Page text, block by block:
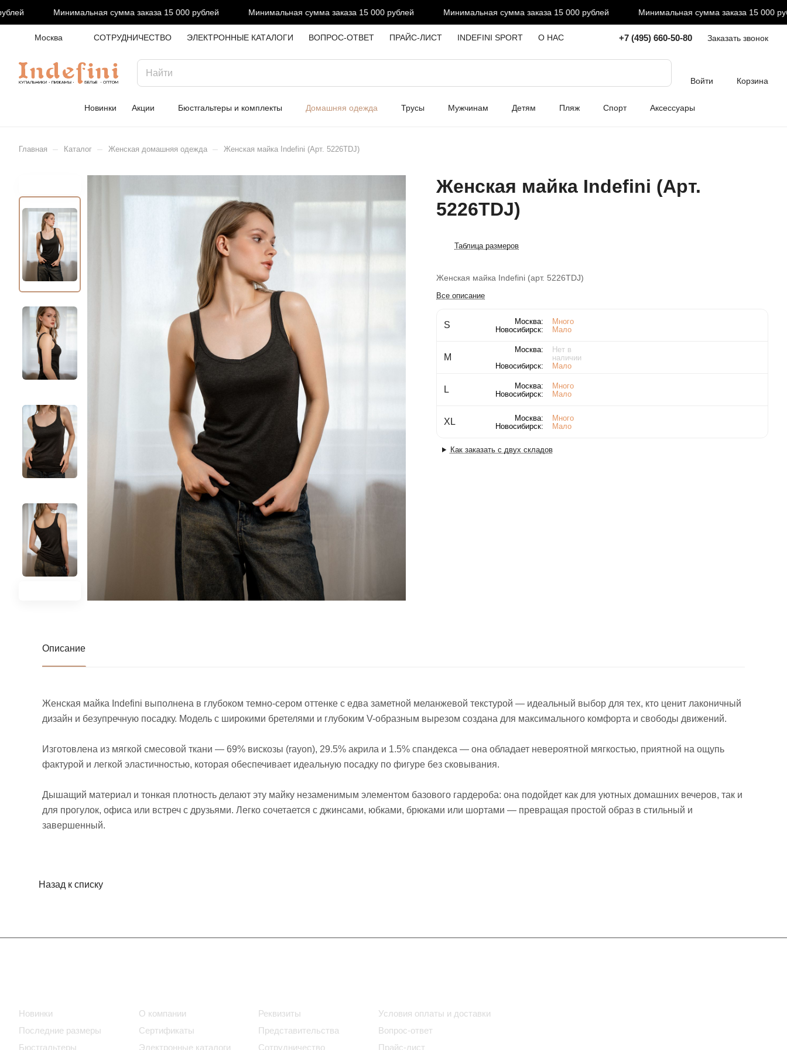
Минимальная сумма заказа 15 000 рублей Минимальная сумма заказа 15 000 рублей Минимальная сумма заказа 15 000 рублей Минимальная сумма заказа 15 000
Москва СОТРУДНИЧЕСТВО ЭЛЕКТРОННЫЕ КАТАЛОГИ ВОПРОС-ОТВЕТ ПРАЙС-ЛИСТ INDEFINI SPORT О НАС +7 (495) 660-50-80 Заказать звонок
Войти Корзина
Новинки Акции Бюстгальтеры и комплекты Домашняя одежда Трусы Мужчинам Детям Пляж Спорт Аксессуары
Главная – Каталог – Женская домашняя одежда – Женская майка Indefini (Арт. 5226TDJ)
Женская майка Indefini (Арт.
5226TDJ)
Таблица размеров
Женская майка Indefini (арт. 5226TDJ)
Все описание
S Москва:
Много
Новосибирск:
Мало
M
Москва:
Нет в
наличии
Новосибирск:
Мало
L Москва:
Много
Новосибирск:
Мало
XL Москва:
Много
Новосибирск:
Мало
Как заказать с двух складов
Описание
Женская майка Indefini выполнена в глубоком темно-сером оттенке с едва заметной меланжевой текстурой — идеальный выбор для тех, кто ценит лаконичный
дизайн и безупречную посадку. Модель с широкими бретелями и глубоким V-образным вырезом создана для максимального комфорта и свободы движений.
Изготовлена из мягкой смесовой ткани — 69% вискозы (rayon), 29.5% акрила и 1.5% спандекса — она обладает невероятной мягкостью, приятной на ощупь
фактурой и легкой эластичностью, которая обеспечивает идеальную посадку по фигуре без сковывания.
Дышащий материал и тонкая плотность делают эту майку незаменимым элементом базового гардероба: она подойдет как для уютных домашних вечеров, так и
для прогулок, офиса или встреч с друзьями. Легко сочетается с джинсами, юбками, брюками или шортами — превращая простой образ в стильный и
завершенный.
Назад к списку
Новинки
Последние размеры
Бюстгальтеры
О компании
Сертификаты
Электронные каталоги
Реквизиты
Представительства
Сотрудничество
Условия оплаты и доставки
Вопрос-ответ
Прайс-лист